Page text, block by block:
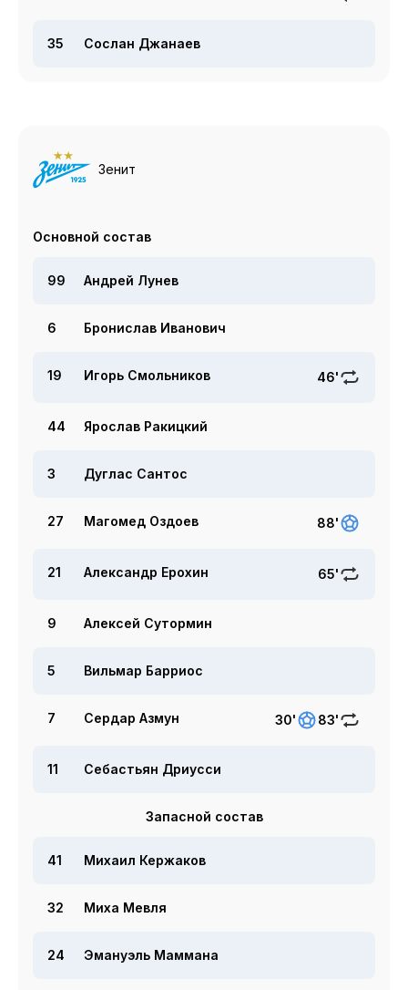
35 Сослан Джанаев
Зенит
Основной состав
99 Андрей Лунев
6 Бронислав Иванович
19 Игорь Смольников 46'
44 Ярослав Ракицкий
3 Дуглас Сантос
27 Магомед Оздоев 88'
21 Александр Ерохин 65'
9 Алексей Сутормин
5 Вильмар Барриос
7 Сердар Азмун 30' 83'
11 Себастьян Дриусси
Запасной состав
41 Михаил Кержаков
32 Миха Мевля
24 Эмануэль Маммана